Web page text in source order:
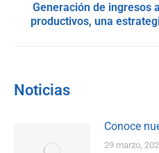
Generación de ingresos
productivos, una
Noticias
Conoce
29 marzo,